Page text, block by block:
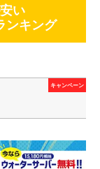
い
ンキング
キャンペーン